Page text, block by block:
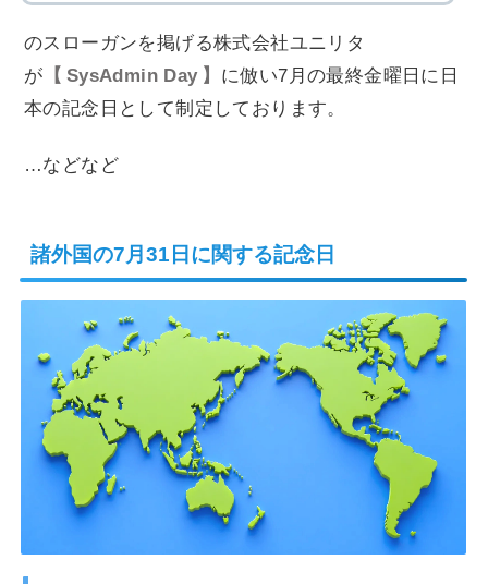
のスローガンを掲げる株式会社ユニリタ
が
SysAdmin Day
に倣い7月の最終金曜日に日
本の記念日として制定しております。
…などなど
諸外国の7月31日に関する記念日